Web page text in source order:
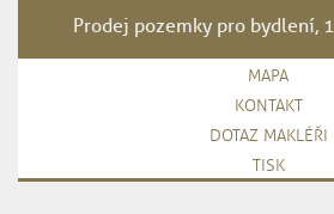
Prodej pozemky pro bydlení,
MAPA
KONTAKT
DOTAZ MAKLÉŘI
TISK